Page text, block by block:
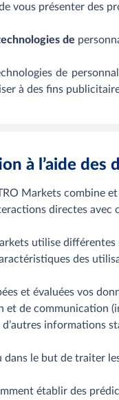
vous présenter des
de
de
à des fins
à l’aide des
Markets combine
directes avec
utilise différentes
des
et évaluées vos
et de communication
informations
dans le but de traiter
établir des